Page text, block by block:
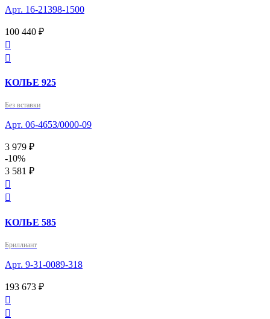
Арт. 16-21398-1500
100 440 ₽


КОЛЬЕ 925
Без вставки
Арт. 06-4653/0000-09
3 979 ₽
-10%
3 581 ₽


КОЛЬЕ 585
Бриллиант
Арт. 9-31-0089-318
193 673 ₽

